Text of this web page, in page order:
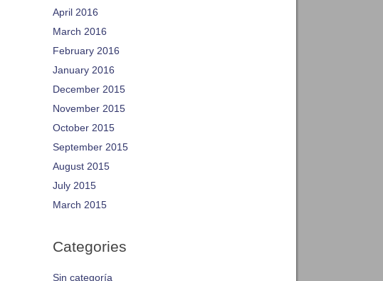
April 2016
March 2016
February 2016
January 2016
December 2015
November 2015
October 2015
September 2015
August 2015
July 2015
March 2015
Categories
Sin categoría